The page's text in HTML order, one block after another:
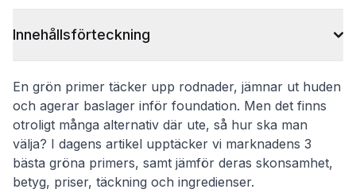
Innehållsförteckning
En grön primer täcker upp rodnader, jämnar ut huden
och agerar baslager inför foundation. Men det finns
otroligt många alternativ där ute, så hur ska man
välja? I dagens artikel upptäcker vi marknadens 3
bästa gröna primers, samt jämför deras skonsamhet,
betyg, priser, täckning och ingredienser.